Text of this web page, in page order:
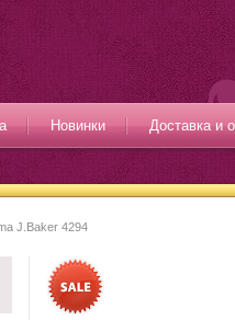
Новинки Доставка и
J.Baker 4294